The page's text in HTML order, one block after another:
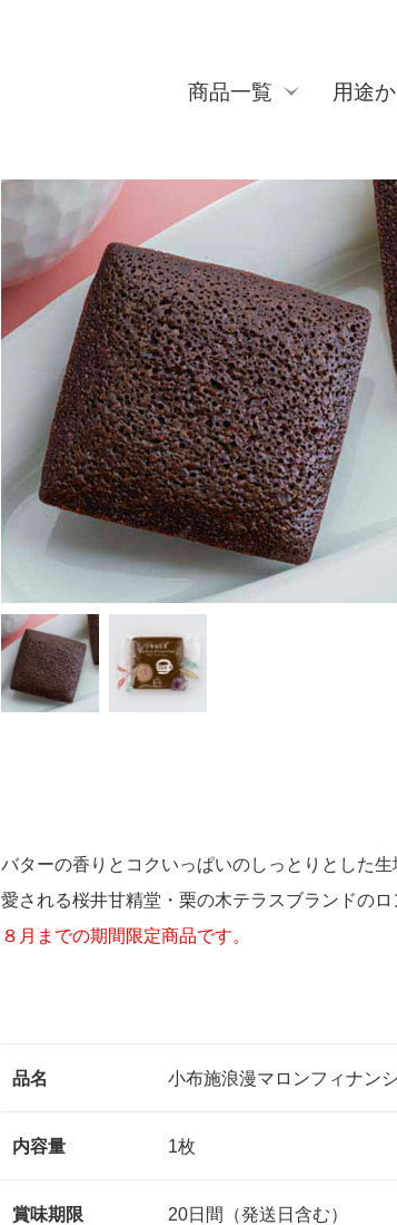
商品一覧
栗水ようかん
ひとくち栗ようかん
栗どらやき
栗菓詰合せ
フィナンシェ
焼菓子詰合せ
栗おこわ（冷凍）
栗の渋皮煮
用途
バターの香りとコクいっぱいのしっとりとした
愛される桜井甘精堂・栗の木テラスブランドのロ
８月までの期間限定商品です。
品名 小布施浪漫マロンフィナン
内容量 1枚
賞味期限 20日間（発送日含む）